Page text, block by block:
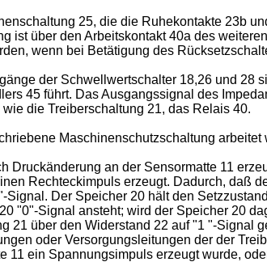
25, die die Ruhekontakte 23b
ist über den Arbeitskontakt 40a des
wenn bei Betätigung des
der Schwellwertschalter 18,26 und 28
45 führt. Das Ausgangssignal des
die Treiberschaltung 21, das Relais 40.
Maschinenschutzschaltung arbeitet
Druckänderung an der Sensormatte 11
Rechteckimpuls erzeugt. Dadurch, daß
Signal. Der Speicher 20 hält den
"0"-Signal ansteht; wird der Speicher 20
21 über den Widerstand 22 auf "1 "-Signal
oder Versorgungsleitungen der der
11 ein Spannungsimpuls erzeugt wurde,